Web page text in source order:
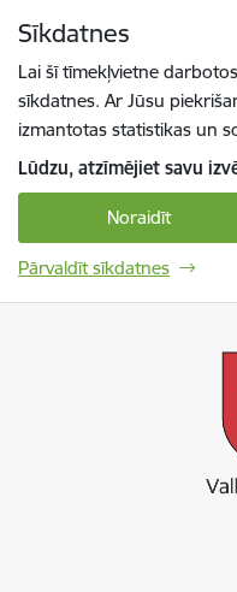
Sīkdatnes
Lai šī tīmekļvietne
sīkdatnes. Ar Jūsu
izmantotas statistikas un
Lūdzu, atzīmējiet savu
Noraidīt
Pārvaldīt sīkdatnes